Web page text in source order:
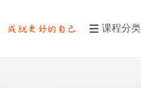
课程分类